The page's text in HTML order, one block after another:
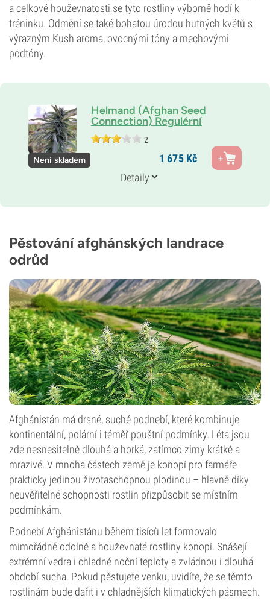
a celkové houževnatosti se tyto rostliny výborně hodí k
tréninku. Odmění se také bohatou úrodou hutných květů s
výrazným Kush aroma, ovocnými tóny a mechovými
podtóny.
Helmand (Afghan Seed
Connection) Regulérní
2
Rodiče
Landrace
25 %
Typ kvetení
Není skladem 1 675Kč
Detaily
Pěstování afghánských landrace
odrůd
Afghánistán má drsné, suché podnebí, které kombinuje
kontinentální, polární i téměř pouštní podmínky. Léta jsou
zde nesnesitelně dlouhá a horká, zatímco zimy krátké a
mrazivé. V mnoha částech země je konopí pro farmáře
prakticky jedinou životaschopnou plodinou – hlavně díky
neuvěřitelné schopnosti rostlin přizpůsobit se místním
podmínkám.
Podnebí Afghánistánu během tisíců let formovalo
mimořádně odolné a houževnaté rostliny konopí. Snášejí
extrémní vedra i chladné noční teploty a zvládnou i dlouhá
období sucha. Pokud pěstujete venku, uvidíte, že se těmto
rostlinám bude dařit i v chladnějších klimatických pásmech.